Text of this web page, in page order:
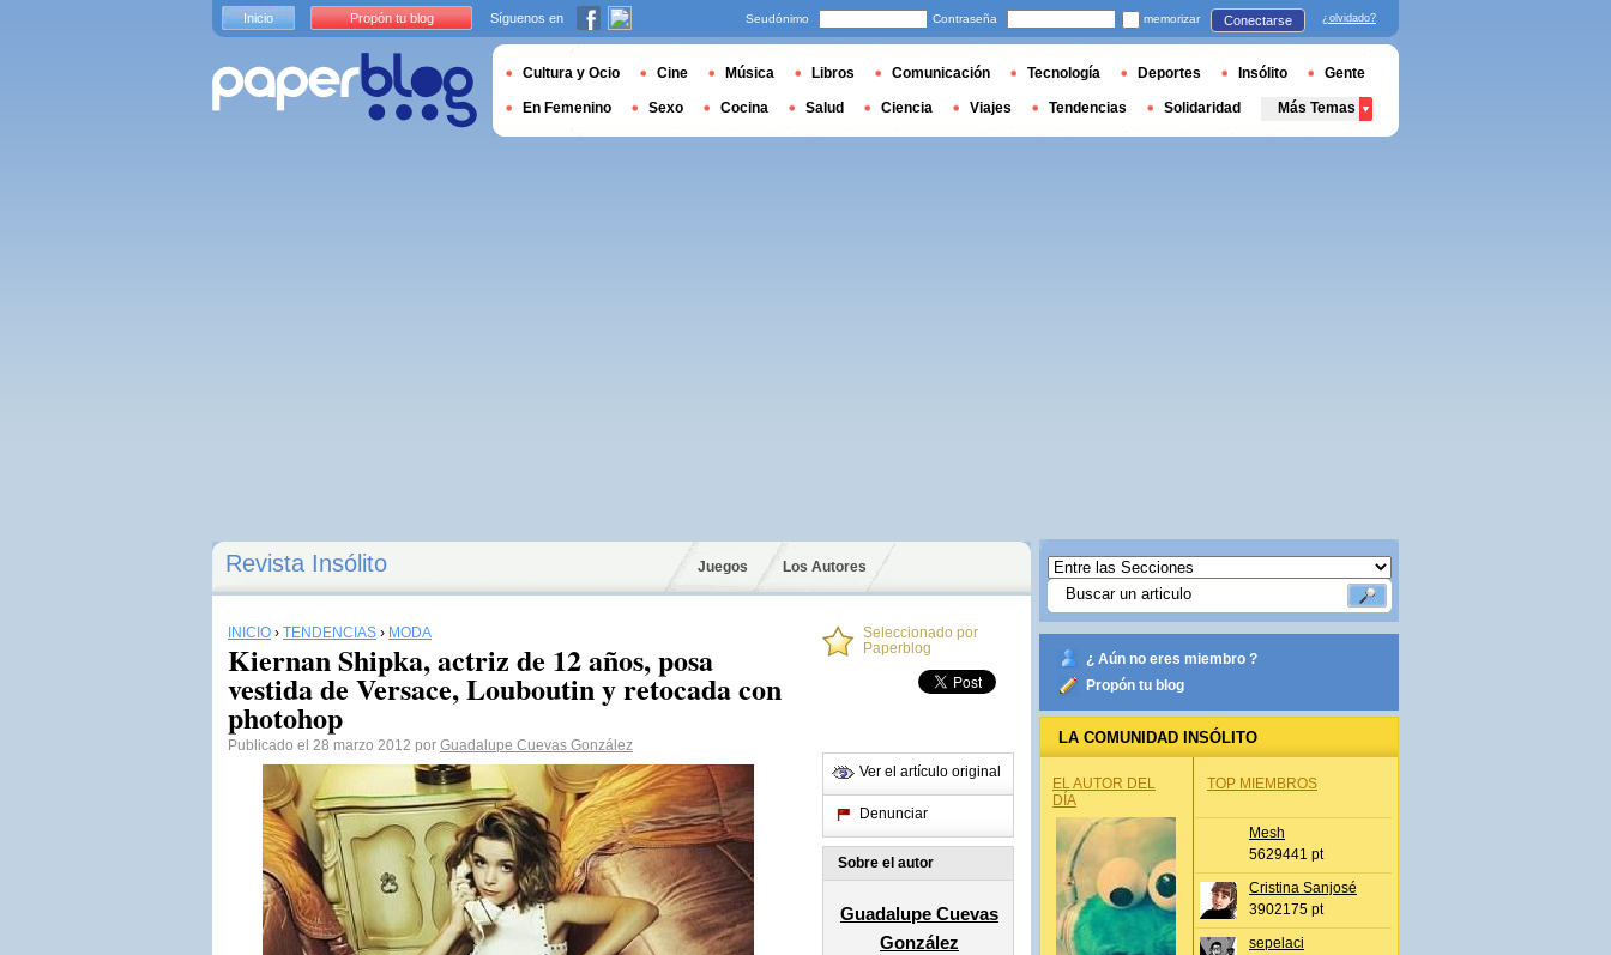
Revista Insólito Juegos Los Autores
INICIO › TENDENCIAS › MODA
Kiernan Shipka, actriz de 12 años, posa
vestida de Versace, Louboutin y retocada con
photohop
Publicado el 28 marzo 2012 por Guadalupe Cuevas González
Seleccionado por
Paperblog
Ver el artículo original
Denunciar
Sobre el autor
Guadalupe Cuevas
González
¿ Aún no eres miembro ?
Propón tu blog
LA COMUNIDAD INSÓLITO
EL AUTOR DEL
DÍA
TOP MIEMBROS
Mesh
5629441 pt
Cristina Sanjosé
3902175 pt
sepelaci
Inicio Propón tu blog Síguenos en Seudónimo Contraseña memorizar Conectarse ¿olvidado?
Cultura y Ocio Cine Música Libros Comunicación Tecnología Deportes Insólito Gente
En Femenino Sexo Cocina Salud Ciencia Viajes Tendencias Solidaridad Más Temas